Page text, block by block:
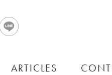
ARTICLES